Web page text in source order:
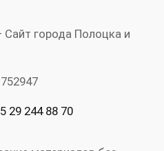
города Полоцка и
29 244 88 70